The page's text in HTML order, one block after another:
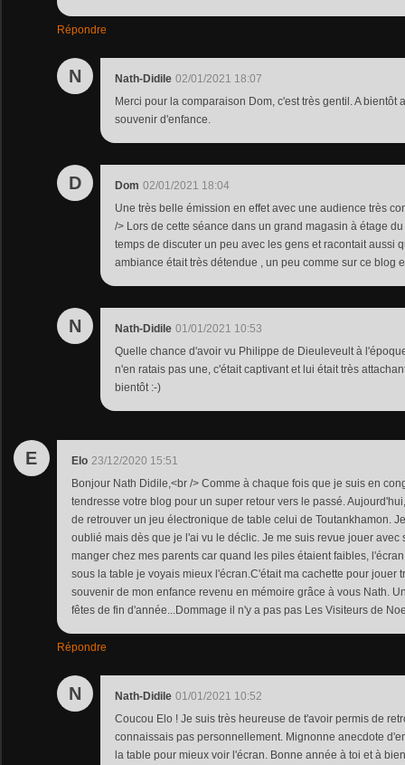
Répondre
N Nath-Didile 02/01/2021 18:07
Merci pour la comparaison Dom, c'est très gentil. A bientôt
souvenir d'enfance.
D Dom 02/01/2021 18:04
Une très belle émission en effet avec une audience très
/> Lors de cette séance dans un grand magasin à étage
temps de discuter un peu avec les gens et racontait aussi
ambiance était très détendue , un peu comme sur ce blog
N Nath-Didile 01/01/2021 10:53
Quelle chance d'avoir vu Philippe de Dieuleveult à
n'en ratais pas une, c'était captivant et lui était très
bientôt :-)
E Elo 23/12/2020 15:51
Bonjour Nath Didile,<br /> Comme à chaque fois que je suis en
tendresse votre blog pour un super retour vers le passé.
de retrouver un jeu électronique de table celui de Toutankhamon.
oublié mais dès que je l'ai vu le déclic. Je me suis revue jouer avec
manger chez mes parents car quand les piles étaient faibles,
sous la table je voyais mieux l'écran.C'était ma cachette pour jouer
souvenir de mon enfance revenu en mémoire grâce à vous Nath.
fêtes de fin d'année...Dommage il n'y a pas pas Les Visiteurs de
Répondre
N Nath-Didile 01/01/2021 10:52
Coucou Elo ! Je suis très heureuse de t'avoir permis de
connaissais pas personnellement. Mignonne anecdote
la table pour mieux voir l'écran. Bonne année à toi et à